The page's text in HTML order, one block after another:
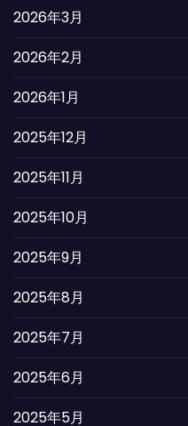
2026年3月
2026年2月
2026年1月
2025年12月
2025年11月
2025年10月
2025年9月
2025年8月
2025年7月
2025年6月
2025年5月